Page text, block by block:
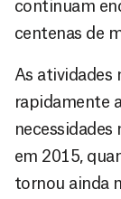
continuam
centenas de
As atividades
rapidamente
em 2015,
tornou ainda